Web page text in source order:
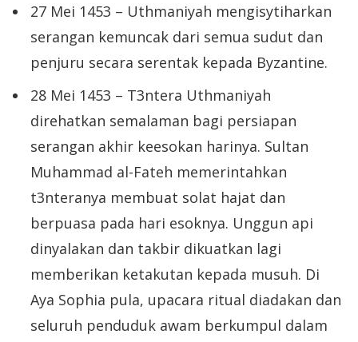
27 Mei 1453 – Uthmaniyah mengisytiharkan
serangan kemuncak dari semua sudut dan
penjuru secara serentak kepada Byzantine.
28 Mei 1453 – T3ntera Uthmaniyah
direhatkan semalaman bagi persiapan
serangan akhir keesokan harinya. Sultan
Muhammad al-Fateh memerintahkan
t3nteranya membuat solat hajat dan
berpuasa pada hari esoknya. Unggun api
dinyalakan dan takbir dikuatkan lagi
memberikan ketakutan kepada musuh. Di
Aya Sophia pula, upacara ritual diadakan dan
seluruh penduduk awam berkumpul dalam